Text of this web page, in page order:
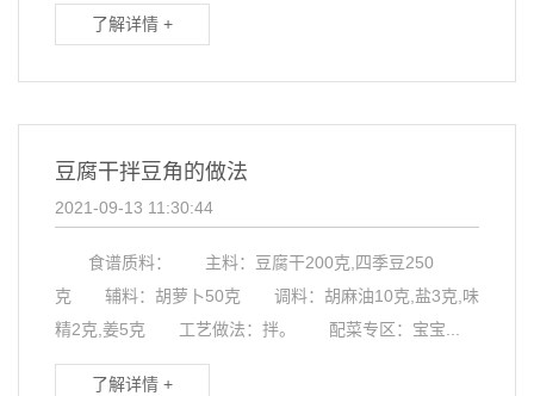
了解详情 +
豆腐干拌豆角的做法
2021-09-13 11:30:44
食谱质料： 主料：豆腐干200克,四季豆250
克 辅料：胡萝卜50克 调料：胡麻油10克,盐3克,味
精2克,姜5克 工艺做法：拌。 配菜专区：宝宝...
了解详情 +